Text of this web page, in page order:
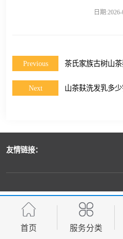
日期
Previous 茶氏家族古树山
Next 山茶麸洗发乳多
友情链接：
首页 服务分类